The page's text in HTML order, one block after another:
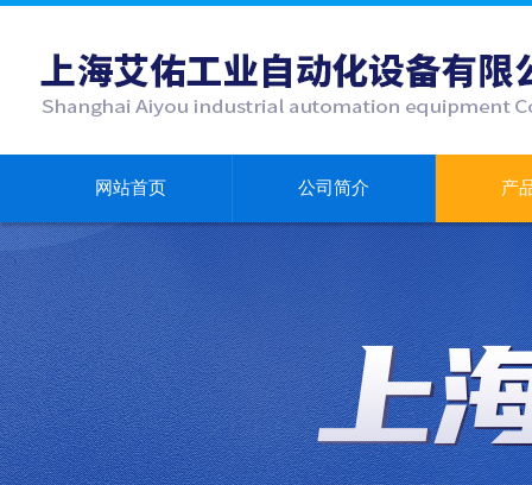
网站首页 公司简介 产